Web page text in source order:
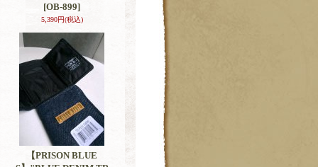
[OB-899]
5,390円(税込)
【PRISON BLUE